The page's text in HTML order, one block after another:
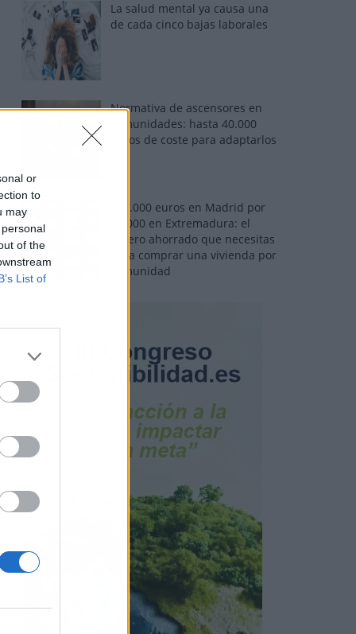
or
to
may
of the
List of
La salud mental ya causa una
de cada cinco bajas laborales
Normativa de ascensores en
comunidades: hasta 40.000
euros de coste para adaptarlos
110.000 euros en Madrid por
31.000 en Extremadura: el
dinero ahorrado que necesitas
para comprar una vivienda por
comunidad